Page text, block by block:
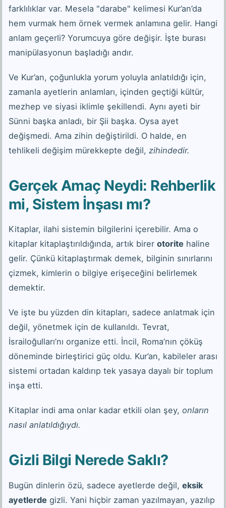
farklılıklar var. Mesela "darabe" kelimesi Kur’an’da
hem vurmak hem örnek vermek anlamına gelir. Hangi
anlam geçerli? Yorumcuya göre değişir. İşte burası
manipülasyonun başladığı andır.
Ve Kur’an, çoğunlukla yorum yoluyla anlatıldığı için,
zamanla ayetlerin anlamları, içinden geçtiği kültür,
mezhep ve siyasi iklimle şekillendi. Aynı ayeti bir
Sünni başka anladı, bir Şii başka. Oysa ayet
değişmedi. Ama zihin değiştirildi. O halde, en
tehlikeli değişim mürekkepte değil, zihindedir.
Gerçek Amaç Neydi: Rehberlik
mi, Sistem İnşası mı?
Kitaplar, ilahi sistemin bilgilerini içerebilir. Ama o
kitaplar kitaplaştırıldığında, artık birer otorite haline
gelir. Çünkü kitaplaştırmak demek, bilginin sınırlarını
çizmek, kimlerin o bilgiye erişeceğini belirlemek
demektir.
Ve işte bu yüzden din kitapları, sadece anlatmak için
değil, yönetmek için de kullanıldı. Tevrat,
İsrailoğulları’nı organize etti. İncil, Roma’nın çöküş
döneminde birleştirici güç oldu. Kur’an, kabileler arası
sistemi ortadan kaldırıp tek yasaya dayalı bir toplum
inşa etti.
Kitaplar indi ama onlar kadar etkili olan şey, onların
nasıl anlatıldığıydı.
Gizli Bilgi Nerede Saklı?
Bugün dinlerin özü, sadece ayetlerde değil, eksik
ayetlerde gizli. Yani hiçbir zaman yazılmayan, yazılıp